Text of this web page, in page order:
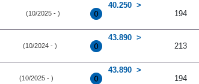
(10/2025 - )
40.250
194
(10/2024 - )
43.890
213
(10/2025 - )
43.890
194